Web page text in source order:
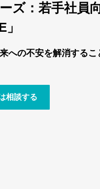
ズ：若手社員
への不安を解消するこ
相談する